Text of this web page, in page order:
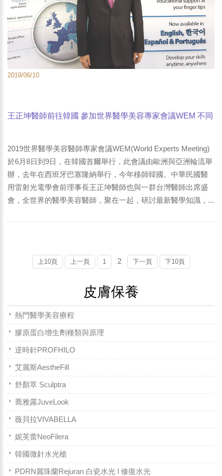
2019/06/10
王正坤醫師前往韓國 參加世界醫學美容專家會議WEM 不同
2019世界醫學美容醫師專家會議WEM(World Experts Meeting)
於6月8日到9日，在韓國首爾舉行，此會議由歐洲與亞洲輪流舉
辦，去年在西班牙巴塞隆納舉行，今年移師韓國。中華民國醫
用雷射光電學會前理事長王正坤醫師也與一群台灣醫師出席盛
會，全世界的醫學美容醫師，聚在一起，研討最新醫學知識，...
上10頁 上一頁 1 2 下一頁 下10頁
皮膚保養
熱門醫學美容療程
膠原蛋白增生劑種類與原理
逆時針PROFHILO
艾麗斯AestheFill
舒顏萃 Sculptra
喬雅露JuveLook
薇貝拉VIVABELLA
妮芙蕾NeoFilera
韓國微針水光槍
PDRN麗珠蘭Rejuran 白瓷水光 l 修復水光